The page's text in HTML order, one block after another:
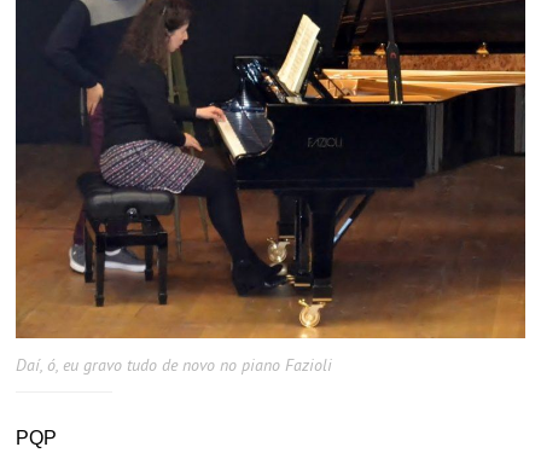
Daí, ó, eu gravo tudo de novo no piano Fazioli
PQP